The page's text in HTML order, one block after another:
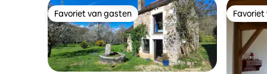
Favoriet van gasten
Favoriet van gasten